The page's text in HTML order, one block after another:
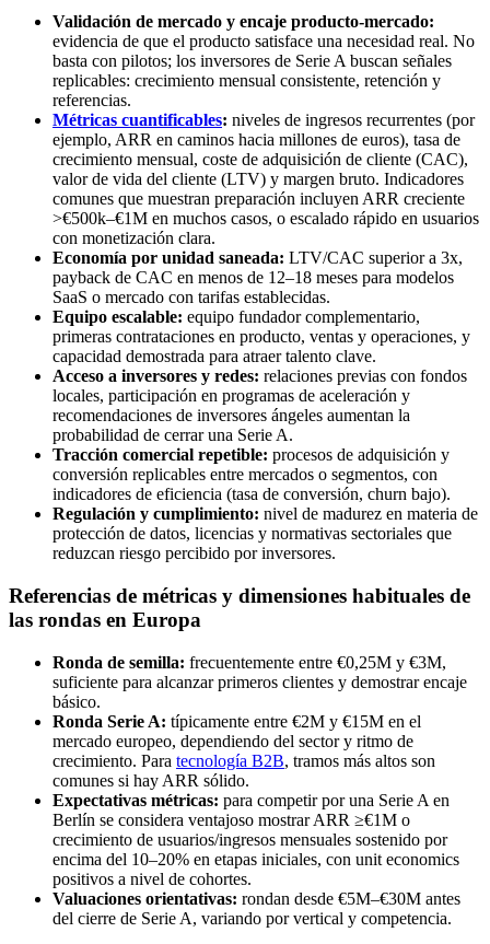
Validación de mercado y encaje producto-mercado:
evidencia de que el producto satisface una necesidad real. No
basta con pilotos; los inversores de Serie A buscan señales
replicables: crecimiento mensual consistente, retención y
referencias.
Métricas cuantificables: niveles de ingresos recurrentes (por
ejemplo, ARR en caminos hacia millones de euros), tasa de
crecimiento mensual, coste de adquisición de cliente (CAC),
valor de vida del cliente (LTV) y margen bruto. Indicadores
comunes que muestran preparación incluyen ARR creciente
>€500k–€1M en muchos casos, o escalado rápido en usuarios
con monetización clara.
Economía por unidad saneada: LTV/CAC superior a 3x,
payback de CAC en menos de 12–18 meses para modelos
SaaS o mercado con tarifas establecidas.
Equipo escalable: equipo fundador complementario,
primeras contrataciones en producto, ventas y operaciones, y
capacidad demostrada para atraer talento clave.
Acceso a inversores y redes: relaciones previas con fondos
locales, participación en programas de aceleración y
recomendaciones de inversores ángeles aumentan la
probabilidad de cerrar una Serie A.
Tracción comercial repetible: procesos de adquisición y
conversión replicables entre mercados o segmentos, con
indicadores de eficiencia (tasa de conversión, churn bajo).
Regulación y cumplimiento: nivel de madurez en materia de
protección de datos, licencias y normativas sectoriales que
reduzcan riesgo percibido por inversores.
Referencias de métricas y dimensiones habituales de
las rondas en Europa
Ronda de semilla: frecuentemente entre €0,25M y €3M,
suficiente para alcanzar primeros clientes y demostrar encaje
básico.
Ronda Serie A: típicamente entre €2M y €15M en el
mercado europeo, dependiendo del sector y ritmo de
crecimiento. Para tecnología B2B, tramos más altos son
comunes si hay ARR sólido.
Expectativas métricas: para competir por una Serie A en
Berlín se considera ventajoso mostrar ARR ≥€1M o
crecimiento de usuarios/ingresos mensuales sostenido por
encima del 10–20% en etapas iniciales, con unit economics
positivos a nivel de cohortes.
Valuaciones orientativas: rondan desde €5M–€30M antes
del cierre de Serie A, variando por vertical y competencia.